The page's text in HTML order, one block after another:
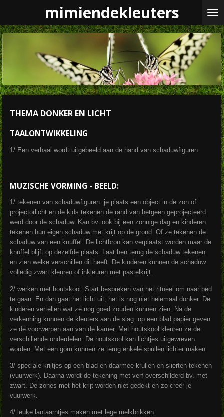
naar
mimiendekleuters
THEMA DONKER EN LICHT
TAALONTWIKKELING
1/ Een verhaal wordt uitgebeeld aan de hand van schaduwfiguren.
MUZISCHE VORMING - BEELD:
1/ tekenen van schaduwfiguren: je plaats een object in de zon of
projectorlicht en de kids tekenen de rand van hetgeen geprojecteerd
werd door de schaduw. Kan bv. ook bij een zonnige dag en kinderen
tekenen hun eigen schaduw met krijt op de grond. Of ze tekenen de
schaduw van een knuffel. De lichtbron kan verplaatst worden maar de
knuffel blijft op dezelfde plaats. Laat hen terug de schaduw tekenen
en zien welke verschillen dit heeft. De kinderen kunnen de schaduw
volledig zwart kleuren of inkleuren met pastelkrijt.
2/ werken met houtskool: Start bespreken van het ritueel om naar bed
te gaan. En dan gaat het licht uit, het is nog niet helemaal donker. De
kinderen vertellen wat ze nog goed zouden kunnen zien. Na de
verkenning kunnen de kleuters aan de slag: op een blad papier geven
ze de voorwerpen aan van de kamer. Met houtskool kleuren ze de
verschillende onderdelen. De houtskool kan lichtjes uitgewreven
worden. Met een gom kunnen ze terug enkele spullen lichter maken.
3/ speciale krijtjes op een blad en daarmee krullen en slierten tekenen
(vuurwerk). Daarna wordt de tekening met verf overschilderd bv. met
zwart. De zones met het krijt worden niet gedekt en zo creër je
vuurwerk.
4/ leuke lantaarntjes maken met lege melkbrikken: